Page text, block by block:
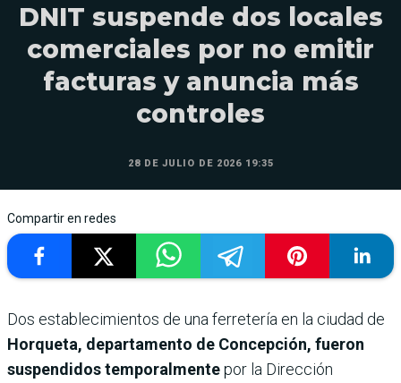
DNIT suspende dos locales
comerciales por no emitir
facturas y anuncia más
controles
28 DE JULIO DE 2026 19:35
Compartir en redes
Dos establecimientos de una ferretería en la ciudad de
Horqueta, departamento de Concepción, fueron
suspendidos temporalmentepor la Dirección